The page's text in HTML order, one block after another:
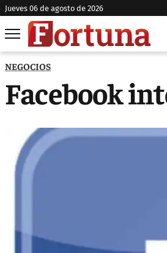
jueves 06 de agosto de 2026
NEGOCIOS
Facebook